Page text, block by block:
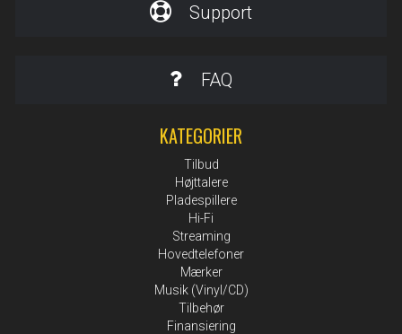
Support
FAQ
KATEGORIER
Tilbud
Højttalere
Pladespillere
Hi-Fi
Streaming
Hovedtelefoner
Mærker
Musik (Vinyl/CD)
Tilbehør
Finansiering